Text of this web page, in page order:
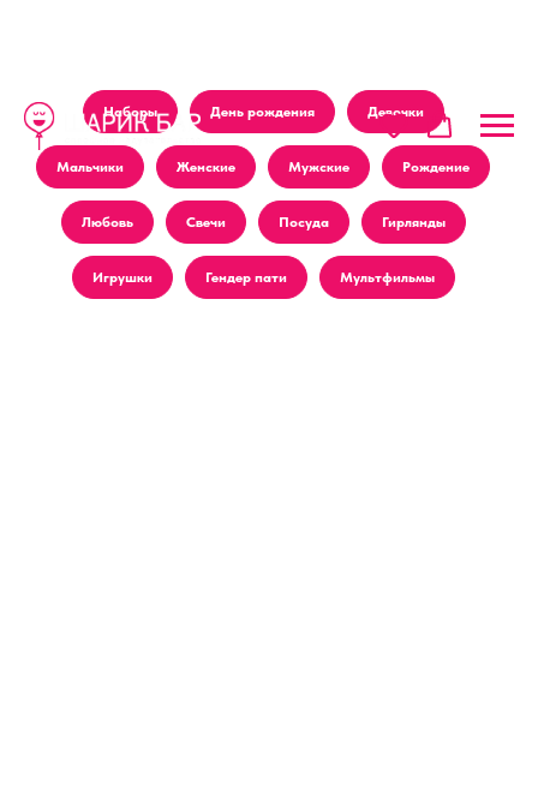
Наборы День рождения Девочки
Мальчики Женские Мужские Рождение
Любовь Свечи Посуда Гирлянды
Игрушки Гендер пати Мультфильмы